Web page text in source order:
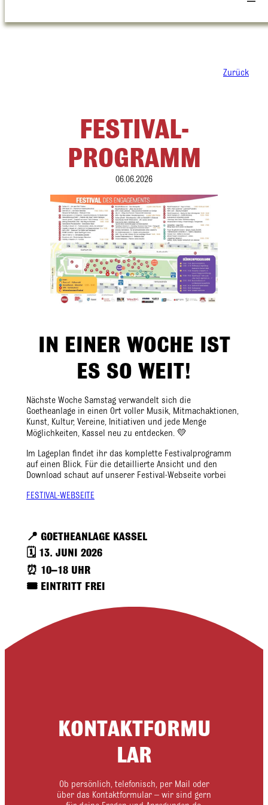
Zurück
FESTIVAL-
PROGRAMM
06.06.2026
IN EINER WOCHE IST
ES SO WEIT!
Nächste Woche Samstag verwandelt sich die
Goetheanlage in einen Ort voller Musik, Mitmachaktionen,
Kunst, Kultur, Vereine, Initiativen und jede Menge
Möglichkeiten, Kassel neu zu entdecken. 💛
Im Lageplan findet ihr das komplette Festivalprogramm
auf einen Blick. Für die detaillierte Ansicht und den
Download schaut auf unserer Festival-Webseite vorbei
FESTIVAL-WEBSEITE
📍 GOETHEANLAGE KASSEL
🗓️ 13. JUNI 2026
⏰ 10–18 UHR
🎟️ EINTRITT FREI
KONTAKTFORMU
LAR
Ob persönlich, telefonisch, per Mail oder
über das Kontaktformular – wir sind gern